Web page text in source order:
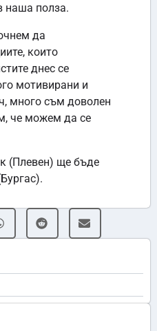
наша полза.
да
които
днес се
мотивирани и
много съм доволен
че можем да се
(Плевен) ще бъде